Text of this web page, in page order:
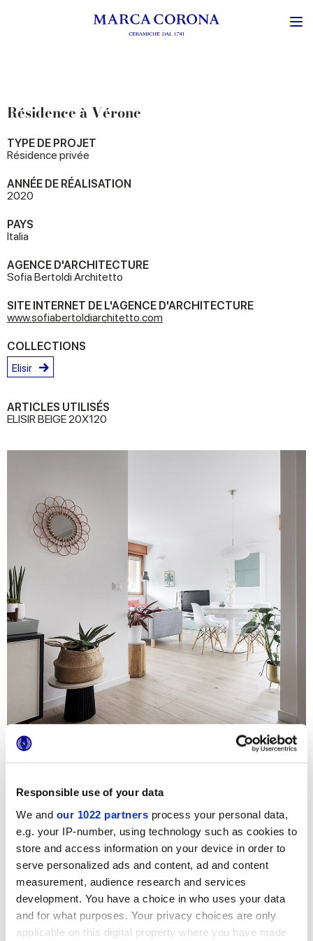
Responsible use of your data
We and our 1022 partners process your personal data,
e.g. your IP-number, using technology such as cookies to
store and access information on your device in order to
serve personalized ads and content, ad and content
measurement, audience research and services
development. You have a choice in who uses your data
and for what purposes. Your privacy choices are only
applicable on this digital property where you have made
Résidence à Vérone
TYPE DE PROJET
Résidence privée
ANNÉE DE RÉALISATION
2020
PAYS
Italia
AGENCE D'ARCHITECTURE
Sofia Bertoldi Architetto
SITE INTERNET DE L'AGENCE D'ARCHITECTURE
www.sofiabertoldiarchitetto.com
COLLECTIONS
Elisir
ARTICLES UTILISÉS
ELISIR BEIGE 20X120
nordique moderne était recherché, avec seulement
quelques ameublements design et de délicates touches de
couleur. Le choix s’est porté sur la collection
, des sols
en grès effet bois aux tonalités enveloppantes.
Les revêtements effet bois Marca Corona, dans l’élégant
ton Beige, ont été choisis pour adoucir l’essentialité des
ameublements et mettre en valeur la luminosité des lieux.
Chaque pièce de la maison, de la zone jour à l’open-space
et à la salle de bain, se transforme ainsi en un lieu
accueillant et conciliant.
Crédits photos:Marco Toté